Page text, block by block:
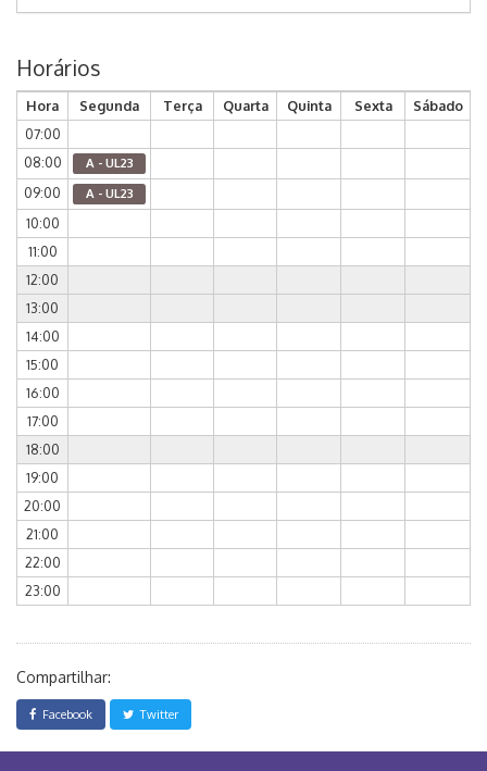
Horários
Hora Segunda Terça Quarta Quinta Sexta
Sábado
07:00
08:00
A - UL23
09:00 A - UL23
10:00
11:00
12:00
13:00
14:00
15:00
16:00
17:00
18:00
19:00
20:00
21:00
22:00
23:00
Compartilhar:
Facebook Twitter